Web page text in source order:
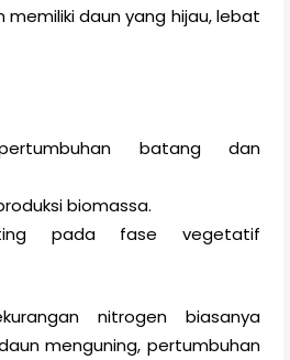
memiliki daun yang hijau, lebat
batang dan
biomassa.
pada fase vegetatif
nitrogen biasanya
menguning, pertumbuhan